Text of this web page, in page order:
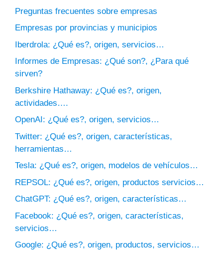
Preguntas frecuentes sobre empresas
Empresas por provincias y municipios
Iberdrola: ¿Qué es?, origen, servicios…
Informes de Empresas: ¿Qué son?, ¿Para qué
sirven?
Berkshire Hathaway: ¿Qué es?, origen,
actividades….
OpenAI: ¿Qué es?, origen, servicios…
Twitter: ¿Qué es?, origen, características,
herramientas…
Tesla: ¿Qué es?, origen, modelos de vehículos…
REPSOL: ¿Qué es?, origen, productos servicios…
ChatGPT: ¿Qué es?, origen, características…
Facebook: ¿Qué es?, origen, características,
servicios…
Google: ¿Qué es?, origen, productos, servicios…